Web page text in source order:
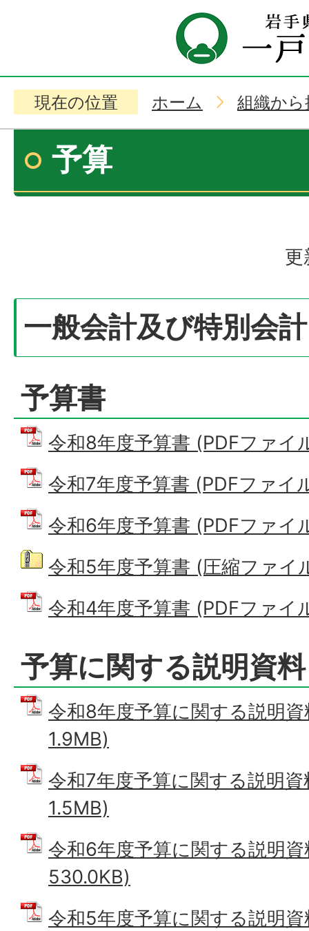
現在の位置 ホーム 組織か
予算
更
一般会計及び特別会計
予算書
令和8年度予算書 (PDFファイ
令和7年度予算書 (PDFファイ
令和6年度予算書 (PDFファイ
令和5年度予算書 (圧縮ファイ
令和4年度予算書 (PDFファイ
予算に関する説明資料
令和8年度予算に関する説明
1.9MB)
令和7年度予算に関する説明
1.5MB)
令和6年度予算に関する説明
530.0KB)
令和5年度予算に関する説明